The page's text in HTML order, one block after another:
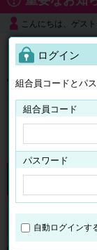
こんにちは、ゲスト
よくある質問
くらしの
ログイン
組合員コードとパ
組合員コード
パスワード
自動ログインす